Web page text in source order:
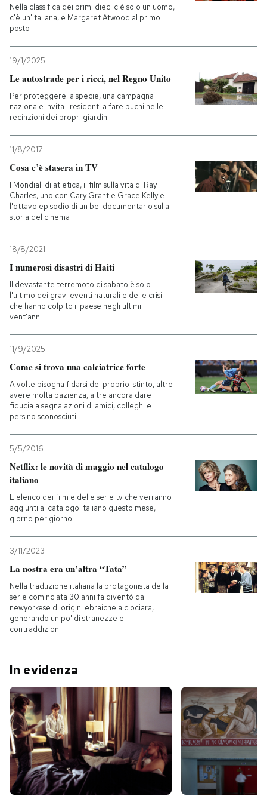
Nella classifica dei primi dieci c'è solo un uomo,
c'è un'italiana, e Margaret Atwood al primo
posto
19/1/2025
Le autostrade per i ricci, nel Regno Unito
Per proteggere la specie, una campagna
nazionale invita i residenti a fare buchi nelle
recinzioni dei propri giardini
11/8/2017
Cosa c’è stasera in TV
I Mondiali di atletica, il film sulla vita di Ray
Charles, uno con Cary Grant e Grace Kelly e
l'ottavo episodio di un bel documentario sulla
storia del cinema
18/8/2021
I numerosi disastri di Haiti
Il devastante terremoto di sabato è solo
l'ultimo dei gravi eventi naturali e delle crisi
che hanno colpito il paese negli ultimi
vent'anni
11/9/2025
Come si trova una calciatrice forte
A volte bisogna fidarsi del proprio istinto, altre
avere molta pazienza, altre ancora dare
fiducia a segnalazioni di amici, colleghi e
persino sconosciuti
5/5/2016
Netflix: le novità di maggio nel catalogo
italiano
L'elenco dei film e delle serie tv che verranno
aggiunti al catalogo italiano questo mese,
giorno per giorno
3/11/2023
La nostra era un’altra “Tata”
Nella traduzione italiana la protagonista della
serie cominciata 30 anni fa diventò da
newyorkese di origini ebraiche a ciociara,
generando un po' di stranezze e
contraddizioni
In evidenza